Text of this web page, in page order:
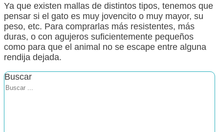
Ya que existen mallas de distintos tipos, tenemos que
pensar si el gato es muy jovencito o muy mayor, su
peso, etc. Para comprarlas más resistentes, más
duras, o con agujeros suficientemente pequeños
como para que el animal no se escape entre alguna
rendija dejada.
Buscar